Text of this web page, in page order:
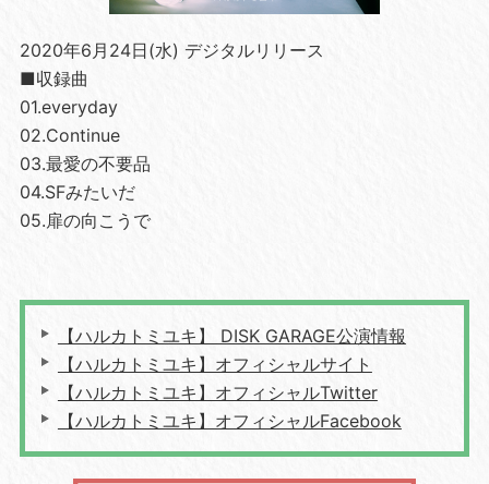
2020年6月24日(水) デジタルリリース
■収録曲
01.everyday
02.Continue
03.最愛の不要品
04.SFみたいだ
05.扉の向こうで
【ハルカトミユキ】 DISK GARAGE公演情報
【ハルカトミユキ】オフィシャルサイト
【ハルカトミユキ】オフィシャルTwitter
【ハルカトミユキ】オフィシャルFacebook